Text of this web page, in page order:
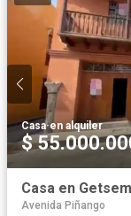
Casa·en alquiler
$
Casa en
Avenida Piñango